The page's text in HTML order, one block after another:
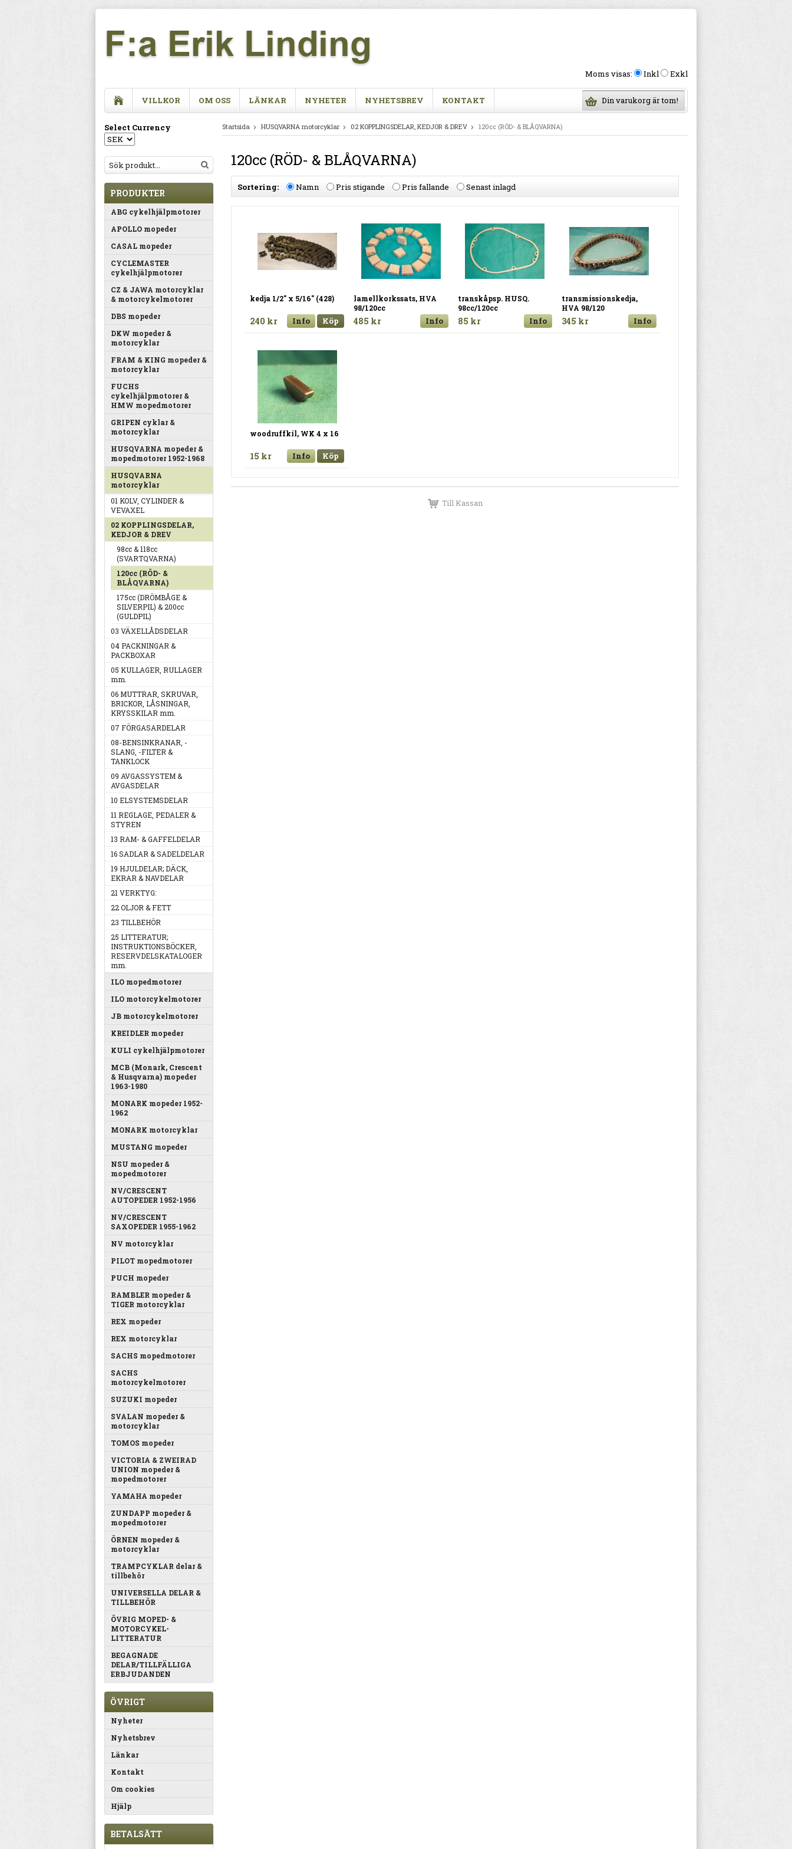
Moms visas: Inkl Exkl
VILLKOR OM OSS LÄNKAR NYHETER NYHETSBREV KONTAKT Din varukorg är tom!
Select Currency
PRODUKTER
ABG cykelhjälpmotorer
APOLLO mopeder
CASAL mopeder
CYCLEMASTER
cykelhjälpmotorer
CZ & JAWA motorcyklar
& motorcykelmotorer
DBS mopeder
DKW mopeder &
motorcyklar
FRAM & KING mopeder &
motorcyklar
FUCHS
cykelhjälpmotorer &
HMW mopedmotorer
GRIPEN cyklar &
motorcyklar
HUSQVARNA mopeder &
mopedmotorer 1952-1968
HUSQVARNA
motorcyklar
01 KOLV, CYLINDER &
VEVAXEL
02 KOPPLINGSDELAR,
KEDJOR & DREV
98cc & 118cc
(SVARTQVARNA)
120cc (RÖD- &
BLÅQVARNA)
175cc (DRÖMBÅGE &
SILVERPIL) & 200cc
(GULDPIL)
03 VÄXELLÅDSDELAR
04 PACKNINGAR &
PACKBOXAR
05 KULLAGER, RULLAGER
mm.
06 MUTTRAR, SKRUVAR,
BRICKOR, LÅSNINGAR,
KRYSSKILAR mm.
07 FÖRGASARDELAR
08-BENSINKRANAR, -
SLANG, -FILTER &
TANKLOCK
09 AVGASSYSTEM &
AVGASDELAR
10 ELSYSTEMSDELAR
11 REGLAGE, PEDALER &
STYREN
13 RAM- & GAFFELDELAR
16 SADLAR & SADELDELAR
19 HJULDELAR; DÄCK,
EKRAR & NAVDELAR
21 VERKTYG:
22 OLJOR & FETT
23 TILLBEHÖR
25 LITTERATUR;
INSTRUKTIONSBÖCKER,
RESERVDELSKATALOGER
mm.
ILO mopedmotorer
ILO motorcykelmotorer
JB motorcykelmotorer
KREIDLER mopeder
KULI cykelhjälpmotorer
MCB (Monark, Crescent
& Husqvarna) mopeder
1963-1980
MONARK mopeder 1952-
1962
MONARK motorcyklar
MUSTANG mopeder
NSU mopeder &
mopedmotorer
NV/CRESCENT
AUTOPEDER 1952-1956
NV/CRESCENT
SAXOPEDER 1955-1962
NV motorcyklar
PILOT mopedmotorer
PUCH mopeder
RAMBLER mopeder &
TIGER motorcyklar
REX mopeder
REX motorcyklar
SACHS mopedmotorer
SACHS
motorcykelmotorer
SUZUKI mopeder
SVALAN mopeder &
motorcyklar
TOMOS mopeder
VICTORIA & ZWEIRAD
UNION mopeder &
mopedmotorer
YAMAHA mopeder
ZUNDAPP mopeder &
mopedmotorer
ÖRNEN mopeder &
motorcyklar
TRAMPCYKLAR delar &
tillbehör
UNIVERSELLA DELAR &
TILLBEHÖR
ÖVRIG MOPED- &
MOTORCYKEL-
LITTERATUR
BEGAGNADE
DELAR/TILLFÄLLIGA
ERBJUDANDEN
ÖVRIGT
Nyheter
Nyhetsbrev
Länkar
Kontakt
Om cookies
Hjälp
BETALSÄTT
Startsida HUSQVARNA motorcyklar 02 KOPPLINGSDELAR, KEDJOR & DREV 120cc (RÖD- & BLÅQVARNA)
120cc (RÖD- & BLÅQVARNA)
Sortering: Namn Pris stigande Pris fallande Senast inlagd
kedja 1/2" x 5/16" (428)
240 kr Info Köp
lamellkorkssats, HVA
98/120cc
485 kr Info
transkåpsp. HUSQ.
98cc/120cc
85 kr Info
transmissionskedja,
HVA 98/120
345 kr Info
woodruffkil, WK 4 x 16
15 kr Info Köp
Till Kassan